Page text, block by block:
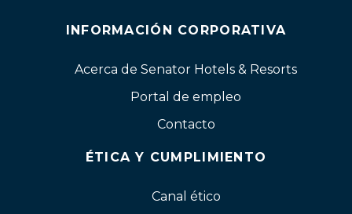
INFORMACIÓN CORPORATIVA
Acerca de Senator Hotels & Resorts
Portal de empleo
Contacto
ÉTICA Y CUMPLIMIENTO
Canal ético